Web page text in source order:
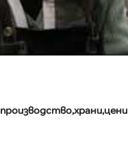
производствохраницени